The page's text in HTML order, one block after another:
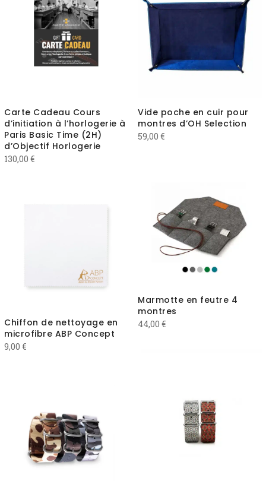
Carte Cadeau Cours
d’initiation à l’horlogerie à
Paris Basic Time (2H)
d’Objectif Horlogerie
130,00 €
Vide poche en cuir pour
montres d’OH Selection
59,00 €
Marmotte en feutre 4
montres
44,00 €
Chiffon de nettoyage en
microfibre ABP Concept
9,00 €